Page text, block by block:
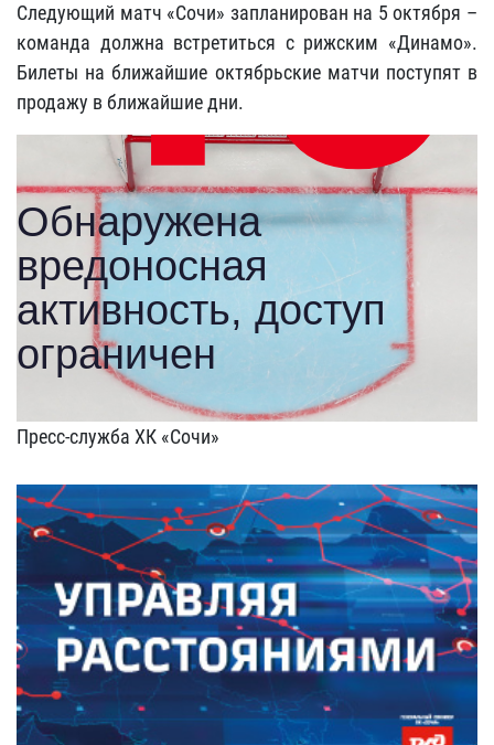
Следующий матч «Сочи» запланирован на 5 октября –
команда должна встретиться с рижским «Динамо».
Билеты на ближайшие октябрьские матчи поступят в
продажу в ближайшие дни.
Пресс-служба ХК «Сочи»